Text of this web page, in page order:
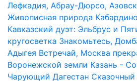
Лефкадия, Абрау-Дюрсо,
Живописная природа
Кавказский дуэт: Эльбрус и
кругосветка Знакомьтесь,
Адыгея Встречай, Москва
Воронежской земли Казань -
Чарующий Дагестан